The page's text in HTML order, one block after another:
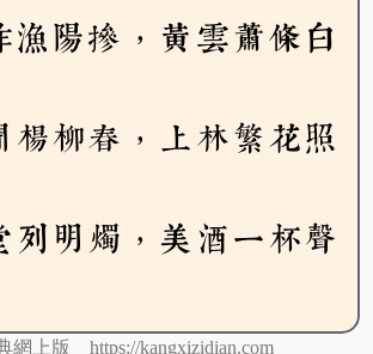
漁陽摻，黃雲蕭條白
楊柳春，上林繁花照
列明燭，美酒一杯聲
網上版 https://kangxizidian.com